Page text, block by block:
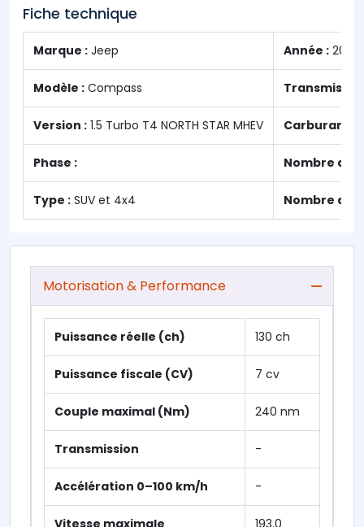
Fiche technique
Marque : Jeep Année : 2023
Modèle : Compass
Version : 1.5 Turbo T4 NORTH STAR MHEV Carburant :
Phase : Nombre de
Type : SUV et 4x4 Nombre de
Motorisation & Performance
Puissance réelle (ch) 130 ch
Puissance fiscale (CV) 7 cv
Couple maximal (Nm) 240 nm
Transmission -
Accélération 0–100 km/h -
Vitesse maximale
193.0